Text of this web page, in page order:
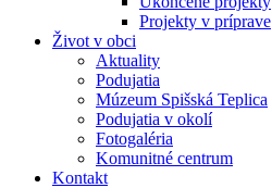
Projekty v príprave
Život v obci
Aktuality
Podujatia
Múzeum Spišská Teplica
Podujatia v okolí
Fotogaléria
Komunitné centrum
Kontakt